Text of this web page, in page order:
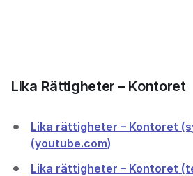
Lika Rättigheter – Kontoret
Lika rättigheter – Kontoret
(youtube.com)
Lika rättigheter – Kontoret